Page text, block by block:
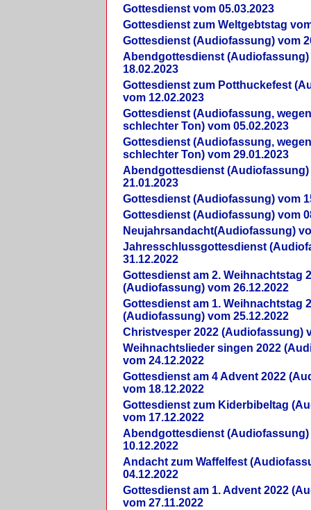
Gottesdienst vom 05.03.2023
Gottesdienst zum Weltgebtstag
Gottesdienst (Audiofassung) vom
Abendgottesdienst (Audiofassung)
18.02.2023
Gottesdienst zum Potthuckefest
vom 12.02.2023
Gottesdienst (Audiofassung,
schlechter Ton) vom 05.02.2023
Gottesdienst (Audiofassung,
schlechter Ton) vom 29.01.2023
Abendgottesdienst (Audiofassung)
21.01.2023
Gottesdienst (Audiofassung) vom
Gottesdienst (Audiofassung) vom
Neujahrsandacht(Audiofassung)
Jahresschlussgottesdienst
31.12.2022
Gottesdienst am 2. Weihnachtstag
(Audiofassung) vom 26.12.2022
Gottesdienst am 1. Weihnachtstag
(Audiofassung) vom 25.12.2022
Christvesper 2022 (Audiofassung)
Weihnachtslieder singen 2022
vom 24.12.2022
Gottesdienst am 4 Advent 2022
vom 18.12.2022
Gottesdienst zum Kiderbibeltag
vom 17.12.2022
Abendgottesdienst (Audiofassung)
10.12.2022
Andacht zum Waffelfest
04.12.2022
Gottesdienst am 1. Advent 2022
vom 27.11.2022